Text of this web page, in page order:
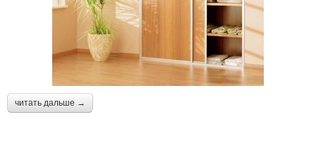
читать дальше →